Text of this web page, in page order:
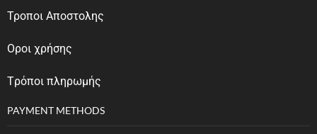
Τροποι Αποστολης
Οροι χρήσης
Tρόποι πληρωμής
PAYMENT METHODS